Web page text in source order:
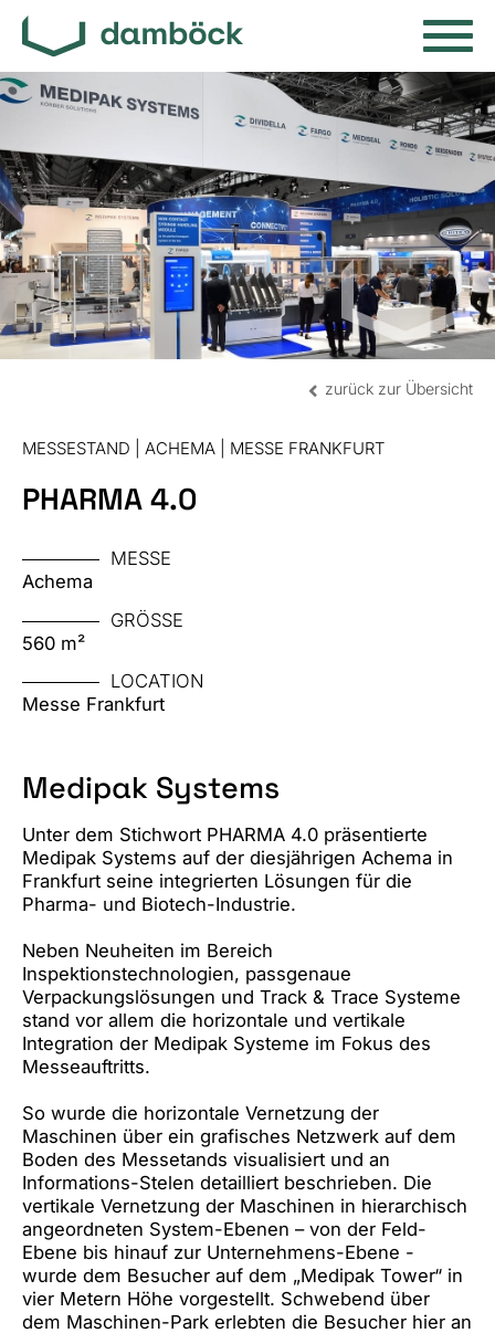
zurück zur Übersicht
MESSESTAND | ACHEMA | MESSE FRANKFURT
PHARMA 4.0
MESSE
Achema
GRÖSSE
560 m²
LOCATION
Messe Frankfurt
Medipak Systems
Unter dem Stichwort PHARMA 4.0 präsentierte
Medipak Systems auf der diesjährigen Achema in
Frankfurt seine integrierten Lösungen für die
Pharma- und Biotech-Industrie.
Neben Neuheiten im Bereich
Inspektionstechnologien, passgenaue
Verpackungslösungen und Track & Trace Systeme
stand vor allem die horizontale und vertikale
Integration der Medipak Systeme im Fokus des
Messeauftritts.
So wurde die horizontale Vernetzung der
Maschinen über ein grafisches Netzwerk auf dem
Boden des Messetands visualisiert und an
Informations-Stelen detailliert beschrieben. Die
vertikale Vernetzung der Maschinen in hierarchisch
angeordneten System-Ebenen – von der Feld-
Ebene bis hinauf zur Unternehmens-Ebene -
wurde dem Besucher auf dem „Medipak Tower“ in
vier Metern Höhe vorgestellt. Schwebend über
dem Maschinen-Park erlebten die Besucher hier an